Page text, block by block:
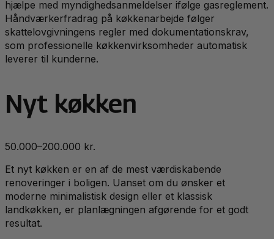
hjælpe med myndighedsanmeldelser ifølge gasreglement.
Håndværkerfradrag på køkkenarbejde følger
skattelovgivningens regler med dokumentationskrav,
som professionelle køkkenvirksomheder automatisk
leverer til kunderne.
Nyt køkken
50.000–200.000 kr.
Et nyt køkken er en af de mest værdiskabende
renoveringer i boligen. Uanset om du ønsker et
moderne minimalistisk design eller et klassisk
landkøkken, er planlægningen afgørende for et godt
resultat.